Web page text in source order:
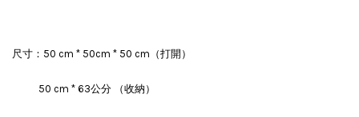
尺寸：50 cm * 50cm * 50 cm（打開）
50 cm * 63公分 （收納）